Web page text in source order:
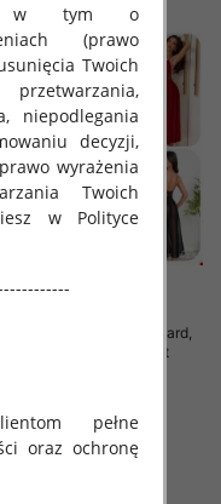
damska Roz Standard,
Mix kolor Paczka 12 szt
szczegóły
w tym o
(prawo
Twoich
niepodlegania
decyzji,
wyrażenia
Twoich
w Polityce
pełne
oraz ochronę